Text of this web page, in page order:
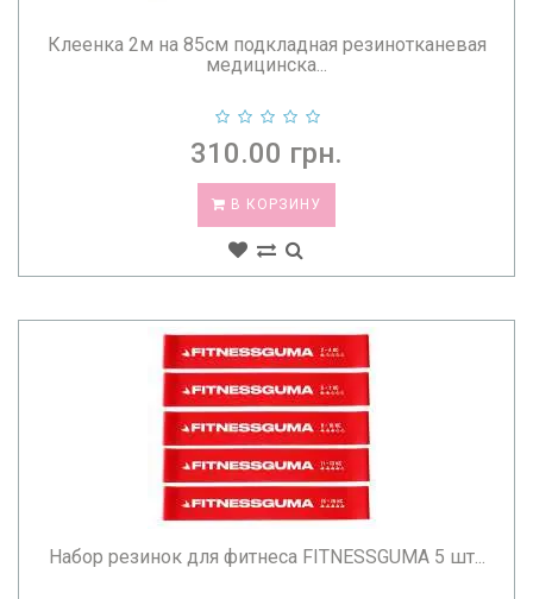
Клеенка 2м на 85см подкладная резинотканевая
медицинска...
310.00 грн.
В КОРЗИНУ
Набор резинок для фитнеса FITNESSGUMA 5 шт...